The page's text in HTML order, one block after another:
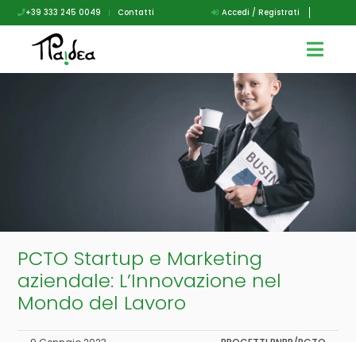
+39 333 245 0049 | Contatti Accedi / Registrati
PCTO Startup e Marketing
aziendale: L’Innovazione nel
Mondo del Lavoro